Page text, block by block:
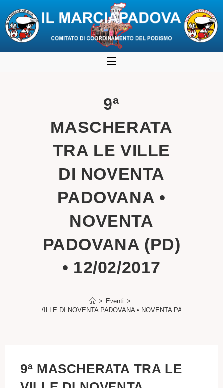
al
9ª
MASCHERATA
TRA LE VILLE
DI NOVENTA
PADOVANA •
NOVENTA
PADOVANA (PD)
• 12/02/2017
> Eventi >
TRA LE VILLE DI NOVENTA PADOVANA • NOVENTA PADOVANA
9ª MASCHERATA TRA LE